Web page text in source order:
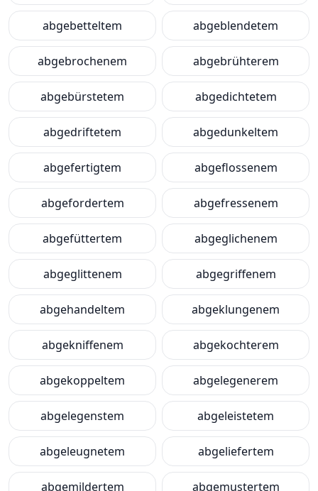
abgebetteltem abgeblendetem
abgebrochenem abgebrühterem
abgebürstetem abgedichtetem
abgedriftetem abgedunkeltem
abgefertigtem abgeflossenem
abgefordertem abgefressenem
abgefüttertem abgeglichenem
abgeglittenem abgegriffenem
abgehandeltem abgeklungenem
abgekniffenem abgekochterem
abgekoppeltem abgelegenerem
abgelegenstem abgeleistetem
abgeleugnetem abgeliefertem
abgemildertem abgemustertem